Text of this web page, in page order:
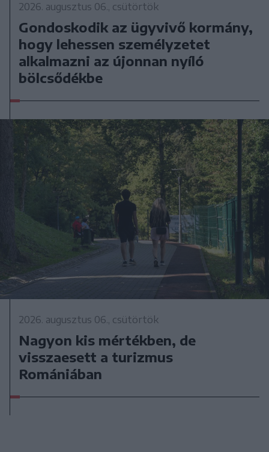
2026. augusztus 06., csütörtök
Gondoskodik az ügyvivő kormány,
hogy lehessen személyzetet
alkalmazni az újonnan nyíló
bölcsődékbe
2026. augusztus 06., csütörtök
Nagyon kis mértékben, de
visszaesett a turizmus
Romániában